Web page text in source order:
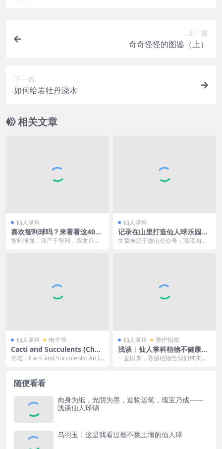
上一篇
奇奇怪怪的图鉴（上）
下一篇
如何给岩牡丹浇水
相关文章
仙人掌科
喜欢智利球吗？来看看这40多
种智利球里面有没有令你哇噻
智利球属，原产于智利，跟龙爪球
仙人掌科
记录在山里打造仙人球乐园
【上】
文章来源于微信公众号：荒漠肉植
仙人掌科 电子书
Cacti and Succulents (Charl
es, Graham)
书名：Cacti and Succulents: An Ill
仙人掌科 养护指南
浅谈︱仙人掌科植物不健康的
原因
一直以来，养殖植物给我们带来的
随便看看
肉身为纸，光阴为墨，造物运笔，瑰宝乃成——
浅谈仙人球锦
乌羽玉：这是我看过最不挑土壤的仙人球